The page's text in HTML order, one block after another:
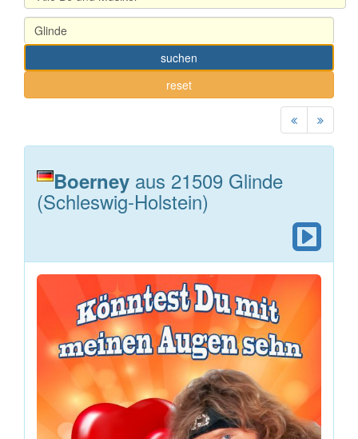
suchen
reset
Boerney aus 21509 Glinde
(Schleswig-Holstein)